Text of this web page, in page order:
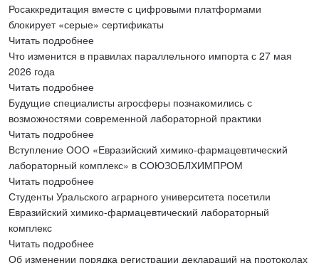
Росаккредитация вместе с цифровыми платформами
блокирует «серые» сертификаты
Читать подробнее
Что изменится в правилах параллельного импорта с 27 мая
2026 года
Читать подробнее
Будущие специалисты агросферы познакомились с
возможностями современной лабораторной практики
Читать подробнее
Вступление ООО «Евразийский химико-фармацевтический
лабораторный комплекс» в СОЮЗОБЛХИМПРОМ
Читать подробнее
Студенты Уральского аграрного университета посетили
Евразийский химико-фармацевтический лабораторный
комплекс
Читать подробнее
Об изменении порядка регистрации деклараций на протоколах